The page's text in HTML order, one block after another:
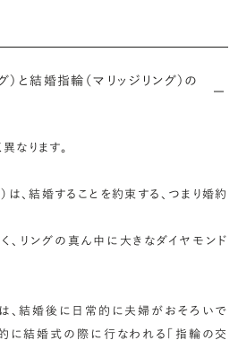
と結婚指輪（マリッジリング）の
なります。
は、結婚することを約束する、つまり婚約
、リングの真ん中に大きなダイヤモンド
は、結婚後に日常的に夫婦がおそろいで
に結婚式の際に行なわれる「指輪の交